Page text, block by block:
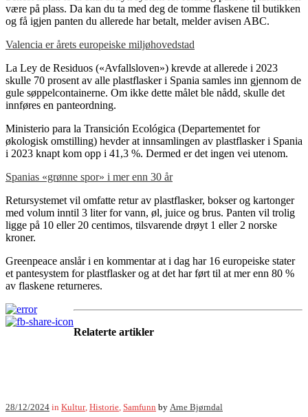
være på plass. Da kan du ta med deg de tomme flaskene til butikken
og få igjen panten du allerede har betalt, melder avisen ABC.
Valencia er årets europeiske miljøhovedstad
La Ley de Residuos («Avfallsloven») krevde at allerede i 2023
skulle 70 prosent av alle plastflasker i Spania samles inn gjennom de
gule søppelcontainerne. Om ikke dette målet ble nådd, skulle det
innføres en panteordning.
Ministerio para la Transición Ecológica (Departementet for
økologisk omstilling) hevder at innsamlingen av plastflasker i Spania
i 2023 knapt kom opp i 41,3 %. Dermed er det ingen vei utenom.
Spanias «grønne spor» i mer enn 30 år
Retursystemet vil omfatte retur av plastflasker, bokser og kartonger
med volum inntil 3 liter for vann, øl, juice og brus. Panten vil trolig
ligge på 10 eller 20 centimos, tilsvarende drøyt 1 eller 2 norske
kroner.
Greenpeace anslår i en kommentar at i dag har 16 europeiske stater
et pantesystem for plastflasker og at det har ført til at mer enn 80 %
av flaskene returneres.
Relaterte artikler
28/12/2024 in Kultur, Historie Samfunn by Arne Bjørndal